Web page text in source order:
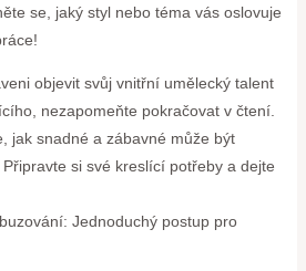
se, jaký styl nebo téma vás oslovuje
objevit svůj vnitřní umělecký talent
nezapomeňte pokračovat v čtení.
jak snadné a zábavné může být
si své kreslící potřeby a dejte
Jednoduchý postup pro